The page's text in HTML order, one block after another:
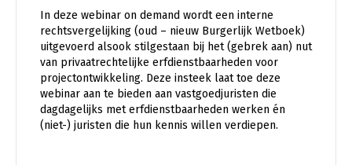
In deze webinar on demand wordt een interne
rechtsvergelijking (oud – nieuw Burgerlijk Wetboek)
uitgevoerd alsook stilgestaan bij het (gebrek aan) nut
van privaatrechtelijke erfdienstbaarheden voor
projectontwikkeling. Deze insteek laat toe deze
webinar aan te bieden aan vastgoedjuristen die
dagdagelijks met erfdienstbaarheden werken én
(niet-) juristen die hun kennis willen verdiepen.